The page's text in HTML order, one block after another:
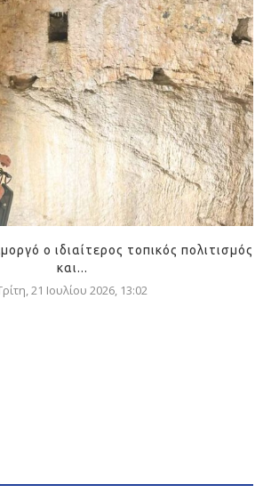
ο ιδιαίτερος τοπικός πολιτισμός
και...
21 Ιουλίου 2026, 13:02